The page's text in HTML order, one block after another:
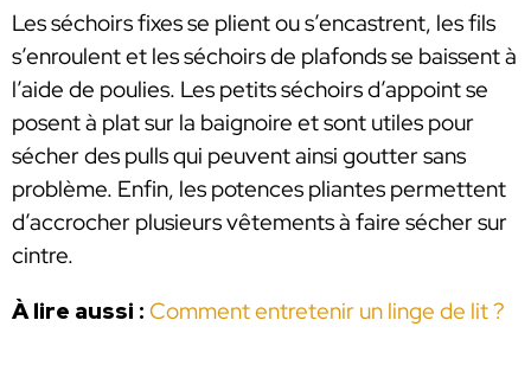
Les séchoirs fixes se plient ou s’encastrent, les fils
s’enroulent et les séchoirs de plafonds se baissent à
l’aide de poulies. Les petits séchoirs d’appoint se
posent à plat sur la baignoire et sont utiles pour
sécher des pulls qui peuvent ainsi goutter sans
problème. Enfin, les potences pliantes permettent
d’accrocher plusieurs vêtements à faire sécher sur
cintre.
À lire aussi : Comment entretenir un linge de lit ?